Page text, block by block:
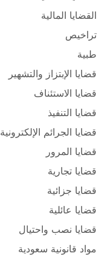
القضايا المالية
تراخيص
طبية
قضايا الإبتزاز والتشهير
قضايا الاستئناف
قضايا التنفيذ
قضايا الجرائم الإلكترونية
قضايا المرور
قضايا تجارية
قضايا جزائية
قضايا عائلية
قضايا نصب واحتيال
مواد قانونية سعودية